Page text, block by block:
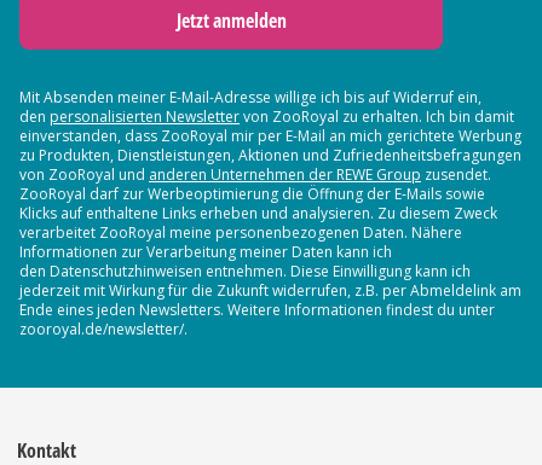
Jetzt anmelden
Mit Absenden meiner E-Mail-Adresse willige ich bis auf Widerruf ein,
den personalisierten Newslettervon ZooRoyal zu erhalten. Ich bin damit
einverstanden, dass ZooRoyal mir per E-Mail an mich gerichtete Werbung
zu Produkten, Dienstleistungen, Aktionen und Zufriedenheitsbefragungen
von ZooRoyal und anderen Unternehmen der REWE Group zusendet.
ZooRoyal darf zur Werbeoptimierung die Öffnung der E-Mails sowie
Klicks auf enthaltene Links erheben und analysieren. Zu diesem Zweck
verarbeitet ZooRoyal meine personenbezogenen Daten. Nähere
Informationen zur Verarbeitung meiner Daten kann ich
den Datenschutzhinweisen entnehmen. Diese Einwilligung kann ich
jederzeit mit Wirkung für die Zukunft widerrufen, z.B. per Abmeldelink am
Ende eines jeden Newsletters. Weitere Informationen findest du unter
zooroyal.de/newsletter/.
Kontakt